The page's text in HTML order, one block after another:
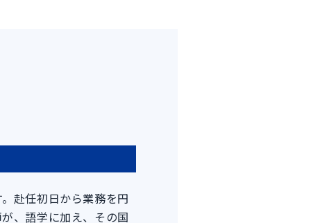
赴任初日から業務を円
、語学に加え、その国